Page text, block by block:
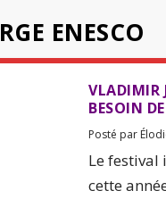
ENESCO
VLADIMIR
BESOIN
Posté par
Le festival
cette